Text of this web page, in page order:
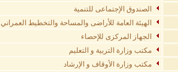
الصندوق الإجتماعى للتنمية
الهيئة العامة للأراضى والمساحة والتخطيط العمراني
الجهاز المركزى للإحصاء
مكتب وزارة التربية و التعليم
مكتب وزارة الأوقاف و الإرشاد